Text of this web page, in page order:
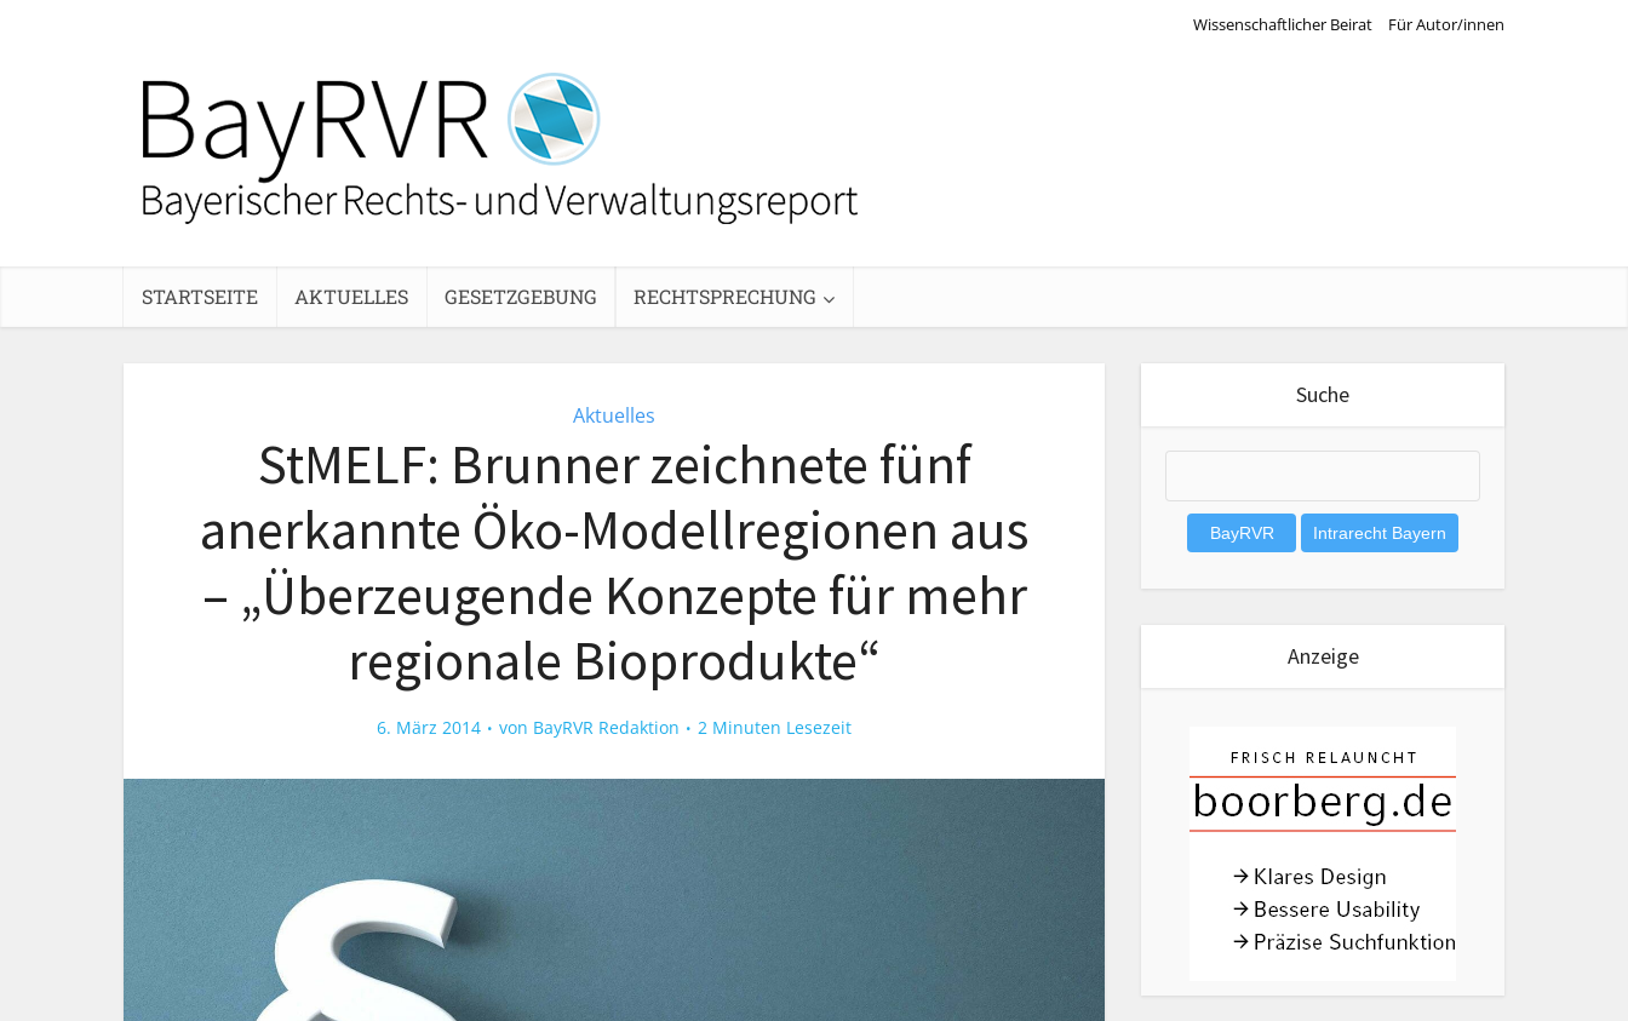
Wissenschaftlicher Beirat Für Autor/innen
STARTSEITE AKTUELLES GESETZGEBUNG RECHTSPRECHUNG
Aktuelles
StMELF: Brunner zeichnete fünf
anerkannte Öko-Modellregionen aus
– „Überzeugende Konzepte für mehr
regionale Bioprodukte“
6. März 2014 von BayRVR Redaktion 2 Minuten Lesezeit
Suche
Anzeige